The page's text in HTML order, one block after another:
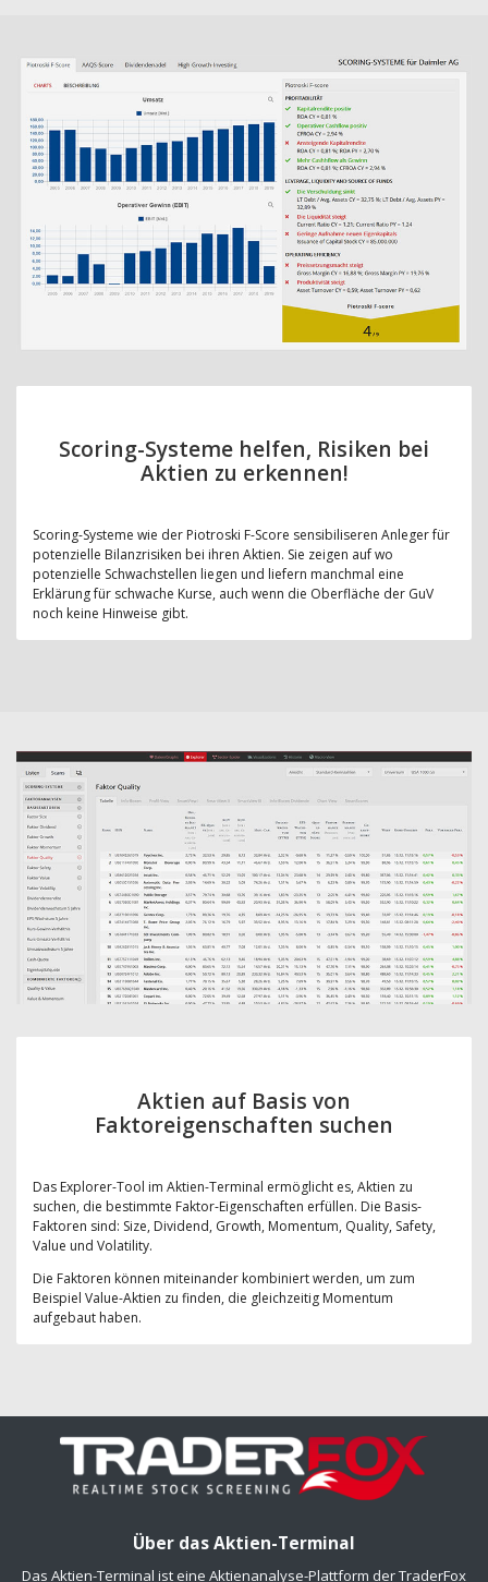
Scoring-Systeme helfen, Risiken bei
Aktien zu erkennen!
Scoring-Systeme wie der Piotroski F-Score sensibiliseren Anleger für
potenzielle Bilanzrisiken bei ihren Aktien. Sie zeigen auf wo
potenzielle Schwachstellen liegen und liefern manchmal eine
Erklärung für schwache Kurse, auch wenn die Oberfläche der GuV
noch keine Hinweise gibt.
Aktien auf Basis von
Faktoreigenschaften suchen
Das Explorer-Tool im Aktien-Terminal ermöglicht es, Aktien zu
suchen, die bestimmte Faktor-Eigenschaften erfüllen. Die Basis-
Faktoren sind: Size, Dividend, Growth, Momentum, Quality, Safety,
Value und Volatility.
Die Faktoren können miteinander kombiniert werden, um zum
Beispiel Value-Aktien zu finden, die gleichzeitig Momentum
aufgebaut haben.
Über das Aktien-Terminal
Das Aktien-Terminal ist eine Aktienanalyse-Plattform der TraderFox